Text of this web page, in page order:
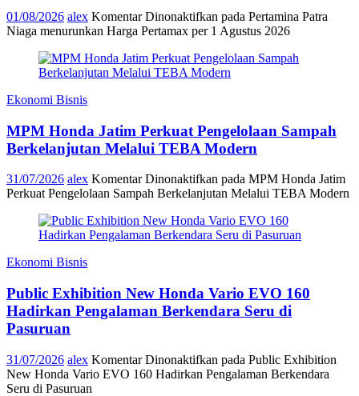
01/08/2026 alex Komentar Dinonaktifkan pada Pertamina Patra
Niaga menurunkan Harga Pertamax per 1 Agustus 2026
Ekonomi Bisnis
MPM Honda Jatim Perkuat Pengelolaan Sampah
Berkelanjutan Melalui TEBA Modern
31/07/2026 alex Komentar Dinonaktifkan pada MPM Honda Jatim
Perkuat Pengelolaan Sampah Berkelanjutan Melalui TEBA Modern
Ekonomi Bisnis
Public Exhibition New Honda Vario EVO 160
Hadirkan Pengalaman Berkendara Seru di
Pasuruan
31/07/2026 alex Komentar Dinonaktifkan pada Public Exhibition
New Honda Vario EVO 160 Hadirkan Pengalaman Berkendara
Seru di Pasuruan